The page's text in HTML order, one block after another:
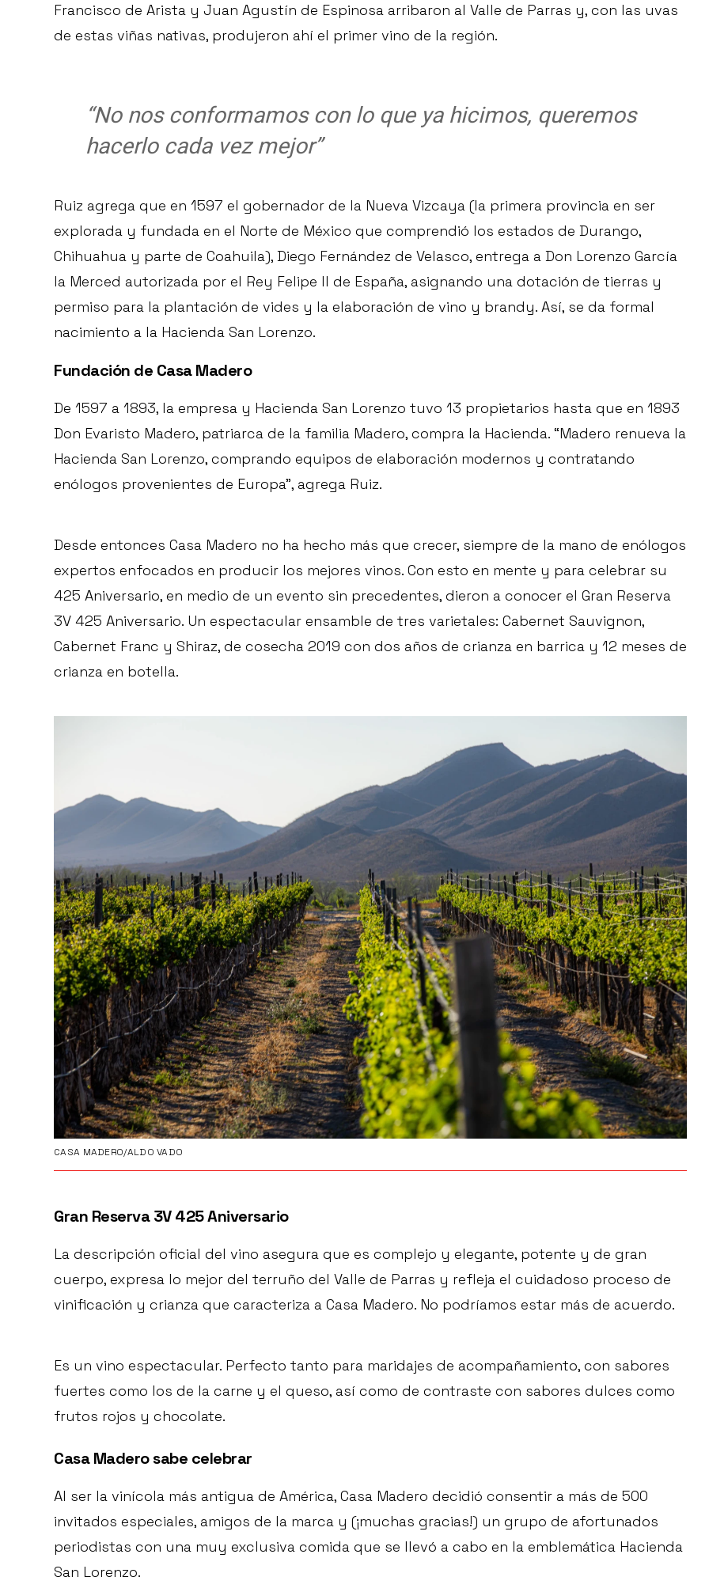
Francisco de Arista y Juan Agustín de Espinosa arribaron al Valle de Parras y, con las uvas
de estas viñas nativas, produjeron ahí el primer vino de la región.
“No nos conformamos con lo que ya hicimos, queremos
hacerlo cada vez mejor”
Ruiz agrega que en 1597 el gobernador de la Nueva Vizcaya (la primera provincia en ser
explorada y fundada en el Norte de México que comprendió los estados de Durango,
Chihuahua y parte de Coahuila), Diego Fernández de Velasco, entrega a Don Lorenzo García
la Merced autorizada por el Rey Felipe II de España, asignando una dotación de tierras y
permiso para la plantación de vides y la elaboración de vino y brandy. Así, se da formal
nacimiento a la Hacienda San Lorenzo.
Fundación de Casa Madero
De 1597 a 1893, la empresa y Hacienda San Lorenzo tuvo 13 propietarios hasta que en 1893
Don Evaristo Madero, patriarca de la familia Madero, compra la Hacienda. “Madero renueva la
Hacienda San Lorenzo, comprando equipos de elaboración modernos y contratando
enólogos provenientes de Europa”, agrega Ruiz.
Desde entonces Casa Madero no ha hecho más que crecer, siempre de la mano de enólogos
expertos enfocados en producir los mejores vinos. Con esto en mente y para celebrar su
425 Aniversario, en medio de un evento sin precedentes, dieron a conocer el Gran Reserva
3V 425 Aniversario. Un espectacular ensamble de tres varietales: Cabernet Sauvignon,
Cabernet Franc y Shiraz, de cosecha 2019 con dos años de crianza en barrica y 12 meses de
crianza en botella.
CASA MADERO/ALDO VADO
Gran Reserva 3V 425 Aniversario
La descripción oficial del vino asegura que es complejo y elegante, potente y de gran
cuerpo, expresa lo mejor del terruño del Valle de Parras y refleja el cuidadoso proceso de
vinificación y crianza que caracteriza a Casa Madero. No podríamos estar más de acuerdo.
Es un vino espectacular. Perfecto tanto para maridajes de acompañamiento, con sabores
fuertes como los de la carne y el queso, así como de contraste con sabores dulces como
frutos rojos y chocolate.
Casa Madero sabe celebrar
Al ser la vinícola más antigua de América, Casa Madero decidió consentir a más de 500
invitados especiales, amigos de la marca y (¡muchas gracias!) un grupo de afortunados
periodistas con una muy exclusiva comida que se llevó a cabo en la emblemática Hacienda
San Lorenzo.